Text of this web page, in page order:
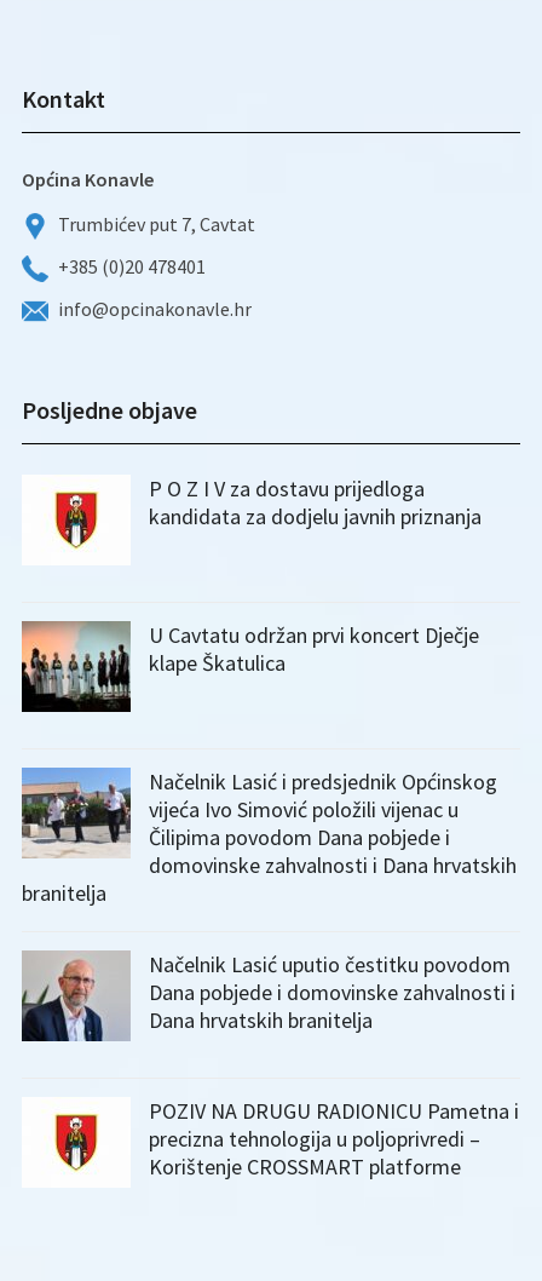
Kontakt
Općina Konavle
Trumbićev put 7, Cavtat
+385 (0)20 478401
info@opcinakonavle.hr
Posljedne objave
P O Z I V za dostavu prijedloga
kandidata za dodjelu javnih priznanja
U Cavtatu održan prvi koncert Dječje
klape Škatulica
Načelnik Lasić i predsjednik Općinskog
vijeća Ivo Simović položili vijenac u
Čilipima povodom Dana pobjede i
domovinske zahvalnosti i Dana hrvatskih
branitelja
Načelnik Lasić uputio čestitku povodom
Dana pobjede i domovinske zahvalnosti i
Dana hrvatskih branitelja
POZIV NA DRUGU RADIONICU Pametna i
precizna tehnologija u poljoprivredi –
Korištenje CROSSMART platforme